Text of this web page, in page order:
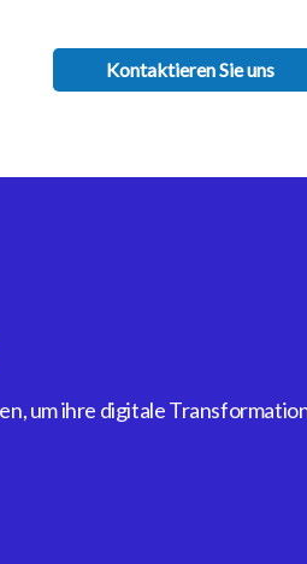
Kontaktieren Sie uns
um ihre digitale